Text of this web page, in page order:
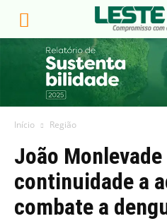
Início Região
João Monlevade
continuidade a
combate a